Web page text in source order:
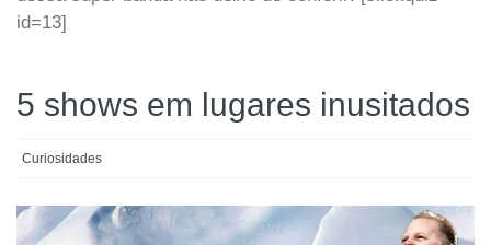
id=13]
5 shows em lugares inusitados
Curiosidades